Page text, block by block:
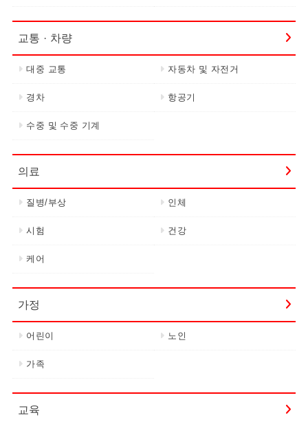
교통 · 차량
대중 교통 자동차 및 자전거
경차 항공기
수중 및 수중 기계
의료
질병/부상 인체
시험 건강
케어
가정
어린이 노인
가족
교육